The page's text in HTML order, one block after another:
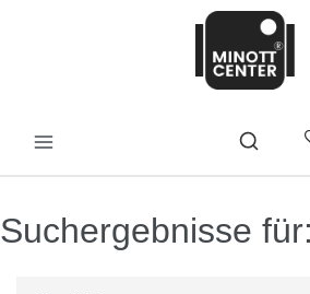
Suchergebnisse